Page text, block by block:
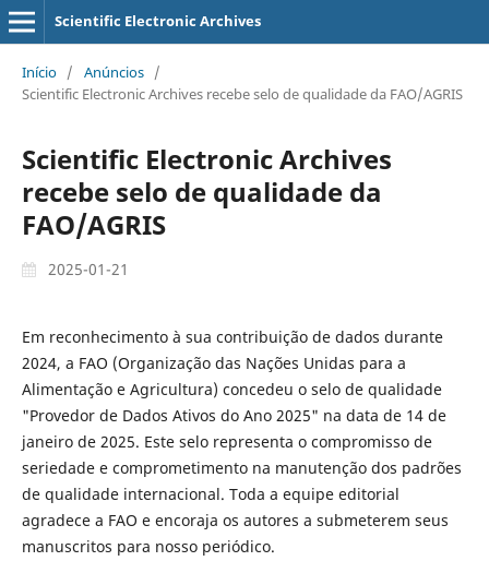
Scientific Electronic Archives
Início / Anúncios /
Scientific Electronic Archives recebe selo de qualidade da FAO/AGRIS
Scientific Electronic Archives
recebe selo de qualidade da
FAO/AGRIS
2025-01-21
Em reconhecimento à sua contribuição de dados durante
2024, a FAO (Organização das Nações Unidas para a
Alimentação e Agricultura) concedeu o selo de qualidade
"Provedor de Dados Ativos do Ano 2025" na data de 14 de
janeiro de 2025. Este selo representa o compromisso de
seriedade e comprometimento na manutenção dos padrões
de qualidade internacional. Toda a equipe editorial
agradece a FAO e encoraja os autores a submeterem seus
manuscritos para nosso periódico.